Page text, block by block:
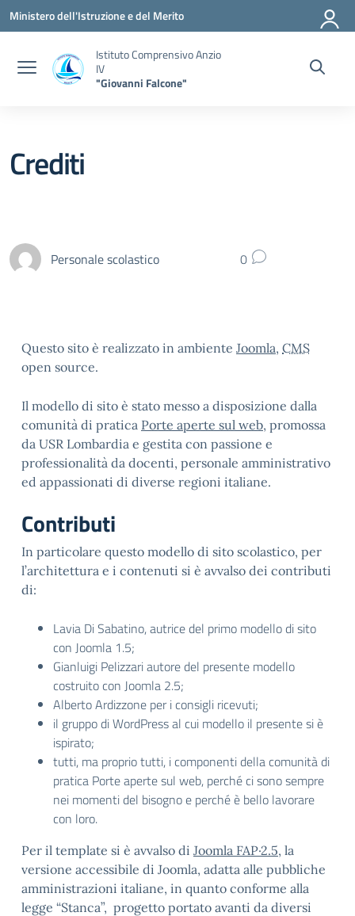
Vai ai contenuti
Vai al menu di navigazione
Vai al footer
Ministero dell'Istruzione e del Merito
Istituto Comprensivo Anzio
IV
"Giovanni Falcone"
Crediti
Personale scolastico 0
Questo sito è realizzato in ambiente Joomla, CMS
open source.
Il modello di sito è stato messo a disposizione dalla
comunità di pratica Porte aperte sul web, promossa
da USR Lombardia e gestita con passione e
professionalità da docenti, personale amministrativo
ed appassionati di diverse regioni italiane.
Contributi
In particolare questo modello di sito scolastico, per
l’architettura e i contenuti si è avvalso dei contributi
di:
Lavia Di Sabatino, autrice del primo modello di sito
con Joomla 1.5;
Gianluigi Pelizzari autore del presente modello
costruito con Joomla 2.5;
Alberto Ardizzone per i consigli ricevuti;
il gruppo di WordPress al cui modello il presente si è
ispirato;
tutti, ma proprio tutti, i componenti della comunità di
pratica Porte aperte sul web, perché ci sono sempre
nei momenti del bisogno e perché è bello lavorare
con loro.
Per il template si è avvalso di Joomla FAP·2.5, la
versione accessibile di Joomla, adatta alle pubbliche
amministrazioni italiane, in quanto conforme alla
legge “Stanca”, progetto portato avanti da diversi